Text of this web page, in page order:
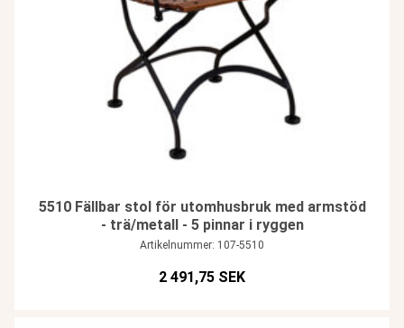
5510 Fällbar stol för utomhusbruk med armstöd
- trä/metall - 5 pinnar i ryggen
Artikelnummer: 107-5510
2 491,75 SEK